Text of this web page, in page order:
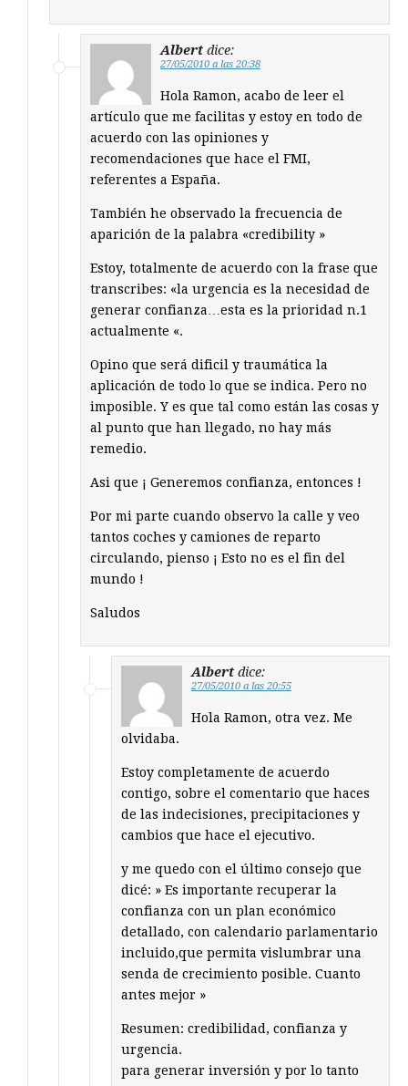
Albert dice:
27/05/2010 a las 20:38
Hola Ramon, acabo de leer el
artículo que me facilitas y estoy en todo de
acuerdo con las opiniones y
recomendaciones que hace el FMI,
referentes a España.
También he observado la frecuencia de
aparición de la palabra «credibility »
Estoy, totalmente de acuerdo con la frase que
transcribes: «la urgencia es la necesidad de
generar confianza…esta es la prioridad n.1
actualmente «.
Opino que será dificil y traumática la
aplicación de todo lo que se indica. Pero no
imposible. Y es que tal como están las cosas y
al punto que han llegado, no hay más
remedio.
Asi que ¡ Generemos confianza, entonces !
Por mi parte cuando observo la calle y veo
tantos coches y camiones de reparto
circulando, pienso ¡ Esto no es el fin del
mundo !
Saludos
Albert dice:
27/05/2010 a las 20:55
Hola Ramon, otra vez. Me
olvidaba.
Estoy completamente de acuerdo
contigo, sobre el comentario que haces
de las indecisiones, precipitaciones y
cambios que hace el ejecutivo.
y me quedo con el último consejo que
dicé: » Es importante recuperar la
confianza con un plan económico
detallado, con calendario parlamentario
incluido,que permita vislumbrar una
senda de crecimiento posible. Cuanto
antes mejor »
Resumen: credibilidad, confianza y
urgencia.
para generar inversión y por lo tanto